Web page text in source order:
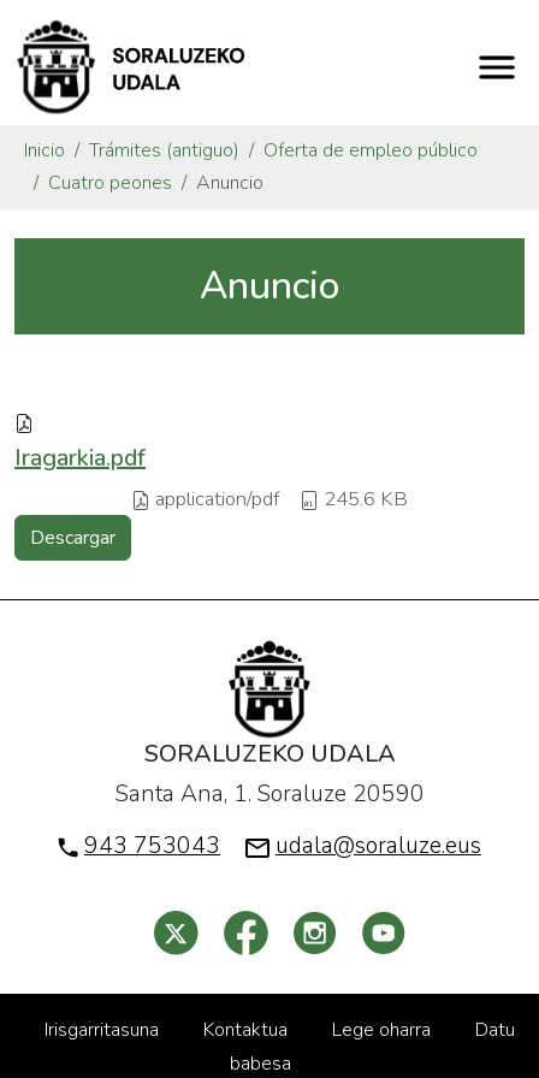
Inicio Trámites (antiguo)
Oferta de empleo público
Cuatro peones
Anuncio
Anuncio
Iragarkia.pdf
application/pdf 245.6 KB
Descargar
SORALUZEKO UDALA
Santa Ana, 1. Soraluze 20590
943 753043
udala@soraluze.eus
Irisgarritasuna Kontaktua Lege oharra
Datu
babesa